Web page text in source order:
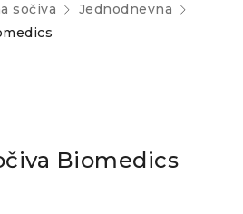
sočiva
Jednodnevna
Biomedics